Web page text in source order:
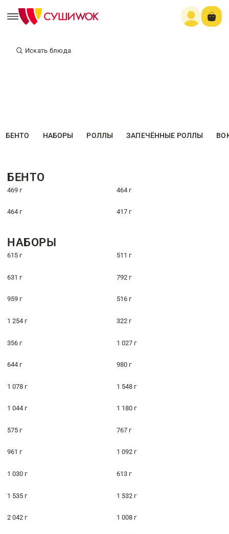
Искать блюда
БЕНТО НАБОРЫ РОЛЛЫ ЗАПЕЧЁННЫЕ РОЛЛЫ
БЕНТО
469 г 464 г
464 г 417 г
НАБОРЫ
615 г 511 г
631 г 792 г
959 г 516 г
1 254 г 322 г
356 г 1 027 г
644 г 980 г
1 078 г 1 548 г
1 044 г 1 180 г
575 г 767 г
961 г 1 092 г
1 030 г 613 г
1 535 г 1 532 г
2 042 г 1 008 г